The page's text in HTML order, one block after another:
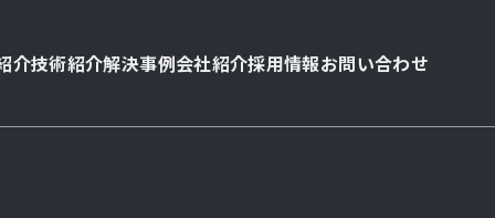
介技術紹介解決事例会社紹介採用情報お問い合わせ